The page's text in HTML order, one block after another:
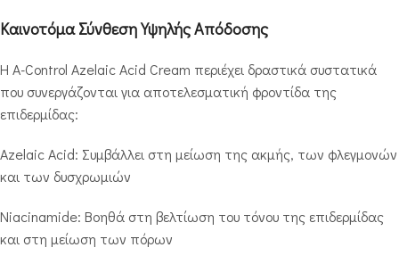
Καινοτόμα Σύνθεση Υψηλής Απόδοσης
Η A-Control Azelaic Acid Cream περιέχει δραστικά συστατικά
που συνεργάζονται για αποτελεσματική φροντίδα της
επιδερμίδας:
Azelaic Acid: Συμβάλλει στη μείωση της ακμής, των φλεγμονών
και των δυσχρωμιών
Niacinamide: Βοηθά στη βελτίωση του τόνου της επιδερμίδας
και στη μείωση των πόρων